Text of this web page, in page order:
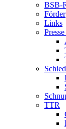
BSB-
Links
TTR